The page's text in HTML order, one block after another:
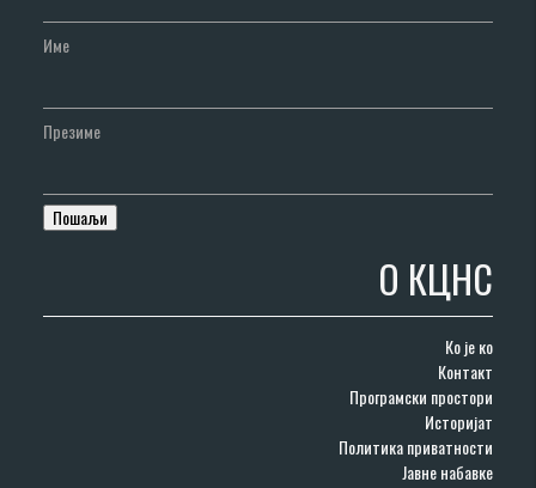
Име
Презиме
О КЦНС
Ко је ко
Контакт
Програмски простори
Историјат
Политика приватности
Јавне набавке